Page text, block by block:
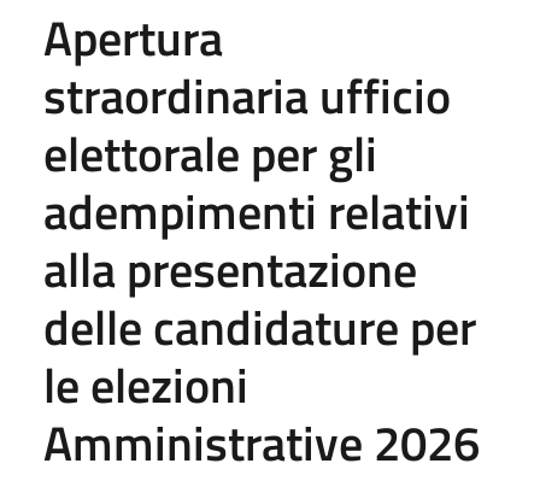
Apertura
straordinaria ufficio
elettorale per gli
adempimenti relativi
alla presentazione
delle candidature per
le elezioni
Amministrative 2026